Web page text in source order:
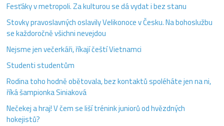
Fesťáky v metropoli. Za kulturou se dá vydat i bez stanu
Stovky pravoslavných oslavily Velikonoce v Česku. Na bohoslužbu
se každoročně všichni nevejdou
Nejsme jen večerkáři, říkají čeští Vietnamci
Studenti studentům
Rodina toho hodně obětovala, bez kontaktů spoléháte jen na ni,
říká šampionka Siniaková
Nečekej a hraj! V čem se liší trénink juniorů od hvězdných
hokejistů?